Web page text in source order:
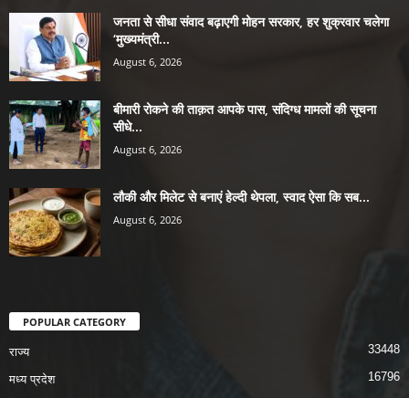
जनता से सीधा संवाद बढ़ाएगी मोहन सरकार, हर शुक्रवार चलेगा
‘मुख्यमंत्री...
August 6, 2026
बीमारी रोकने की ताक़त आपके पास, संदिग्ध मामलों की सूचना
सीधे...
August 6, 2026
लौकी और मिलेट से बनाएं हेल्दी थेपला, स्वाद ऐसा कि सब...
August 6, 2026
POPULAR CATEGORY
राज्य 33448
मध्य प्रदेश
16796